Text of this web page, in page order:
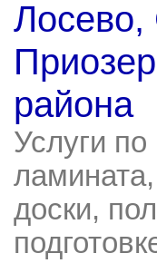
Лосево,
района
Услуги
доски,